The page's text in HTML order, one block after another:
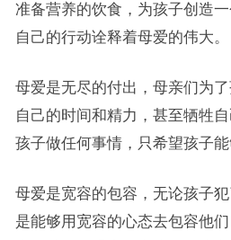
准备营养的饮食，为孩子创造
自己的行动诠释着母爱的伟大。
母爱是无尽的付出，母亲们为
自己的时间和精力，甚至牺牲
孩子做任何事情，只希望孩子能
母爱是宽容的包容，无论孩子
是能够用宽容的心态去包容他